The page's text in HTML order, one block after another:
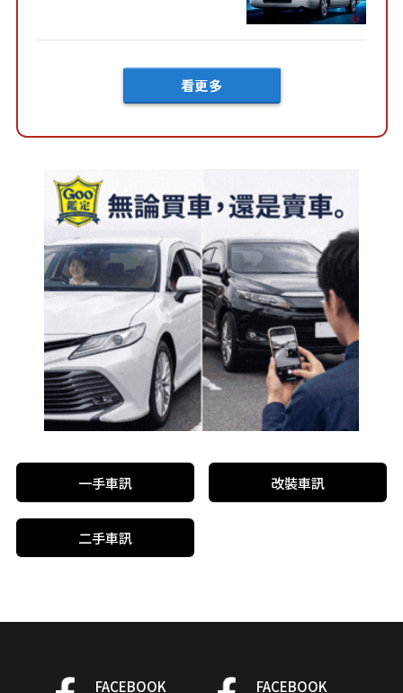
車？...
看更多
一手車訊 改裝車訊
二手車訊
FACEBOOK
FACEBOOK